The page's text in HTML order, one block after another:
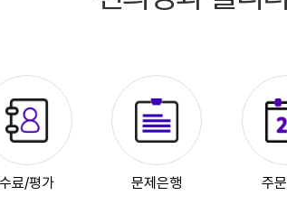
수료/평가 문제은행 주